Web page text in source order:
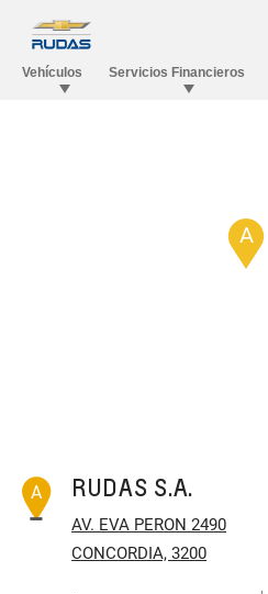
A
A RUDAS S.A.
AV. EVA PERON 2490
CONCORDIA, 3200